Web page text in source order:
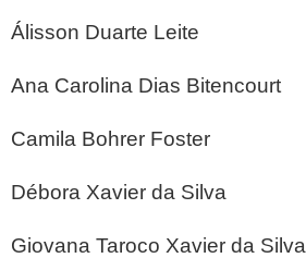
Álisson Duarte Leite
Ana Carolina Dias Bitencourt
Camila Bohrer Foster
Débora Xavier da Silva
Giovana Taroco Xavier da Silva